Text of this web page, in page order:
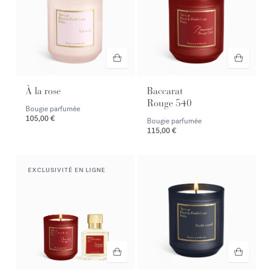
À la rose
Bougie parfumée
105,00 €
Baccarat
Rouge 540
Bougie parfumée
115,00 €
EXCLUSIVITÉ EN LIGNE